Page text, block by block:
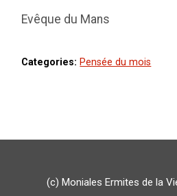
Evêque du Mans
Categories: Pensée du mois
(c) Moniales Ermites de la